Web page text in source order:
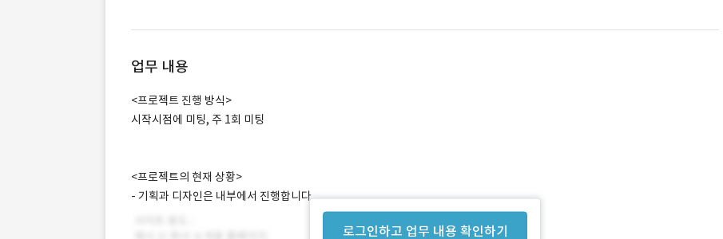
업무 내용
로그인하고 업무 내용 확인하기
<프로젝트 진행 방식>
시작시점에 미팅, 주 1회 미팅
<프로젝트의 현재 상황>
- 기획과 디자인은 내부에서 진행합니다.